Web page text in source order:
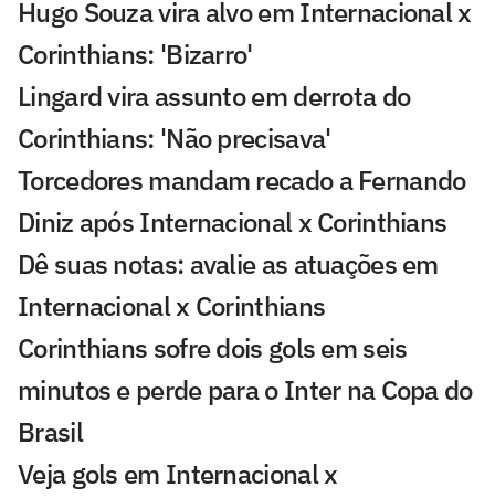
Hugo Souza vira alvo em Internacional x
Corinthians: 'Bizarro'
Lingard vira assunto em derrota do
Corinthians: 'Não precisava'
Torcedores mandam recado a Fernando
Diniz após Internacional x Corinthians
Dê suas notas: avalie as atuações em
Internacional x Corinthians
Corinthians sofre dois gols em seis
minutos e perde para o Inter na Copa do
Brasil
Veja gols em Internacional x